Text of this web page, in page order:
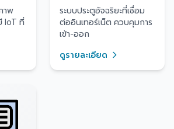
าพ
IoT ที่
ระบบประตูอัจฉริยะที่เชื่อม
ต่ออินเทอร์เน็ต ควบคุมการ
เข้า-ออก
ดูรายละเอียด